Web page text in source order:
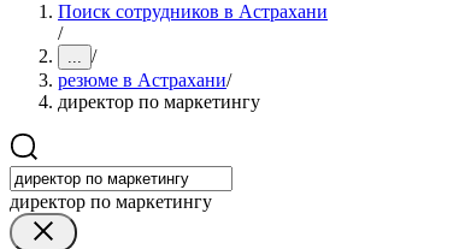
Поиск сотрудников в Астрахани
/
... /
резюме в Астрахани/
директор по маркетингу
директор по маркетингу